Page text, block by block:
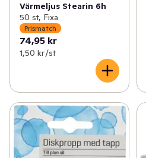
Värmeljus Stearin 6h
50 st, Fixa
Prismatch
74,95 kr
1,50 kr /st